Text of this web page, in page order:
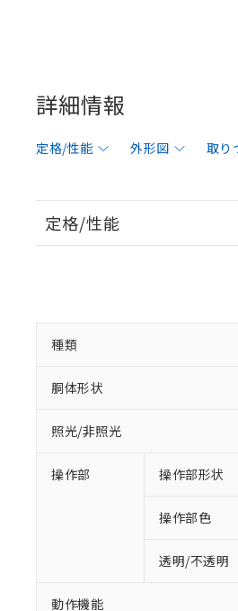
詳細情報
定格/性能 外形図 取り
定格/性能
種類
胴体形状
照光/非照光
操作部 操作部形状
操作部色
透明/不透明
動作機能